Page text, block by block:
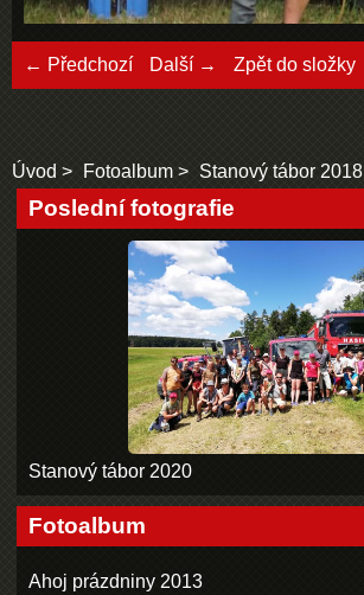
← Předchozí Další → Zpět do složky
Úvod Fotoalbum Stanový tábor 2018
Poslední fotografie
Stanový tábor 2020
Fotoalbum
Ahoj prázdniny 2013